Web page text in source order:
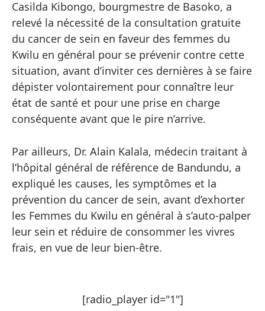
Casilda Kibongo, bourgmestre de Basoko, a
relevé la nécessité de la consultation gratuite
du cancer de sein en faveur des femmes du
Kwilu en général pour se prévenir contre cette
situation, avant d’inviter ces dernières à se faire
dépister volontairement pour connaître leur
état de santé et pour une prise en charge
conséquente avant que le pire n’arrive.
Par ailleurs, Dr. Alain Kalala, médecin traitant à
l’hôpital général de référence de Bandundu, a
expliqué les causes, les symptômes et la
prévention du cancer de sein, avant d’exhorter
les Femmes du Kwilu en général à s’auto-palper
leur sein et réduire de consommer les vivres
frais, en vue de leur bien-être.
[radio_player id="1"]